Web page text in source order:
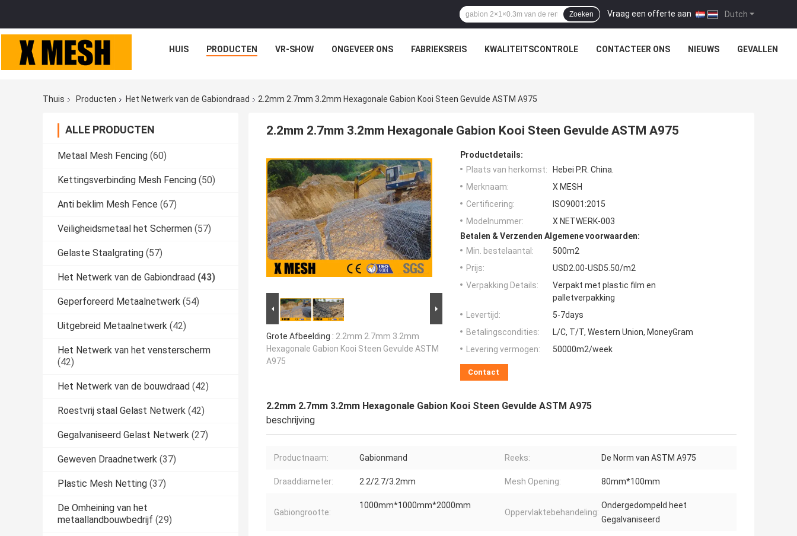
Dutch
Vraag een offerte aan |
Zoeken
HUIS PRODUCTEN VR-SHOW ONGEVEER ONS FABRIEKSREIS KWALITEITSCONTROLE CONTACTEER ONS NIEUWS GEVALLEN
Thuis Producten Het Netwerk van de Gabiondraad 2.2mm 2.7mm 3.2mm Hexagonale Gabion Kooi Steen Gevulde ASTM A975
ALLE PRODUCTEN
Metaal Mesh Fencing (60)
Kettingsverbinding Mesh Fencing (50)
Anti beklim Mesh Fence (67)
Veiligheidsmetaal het Schermen (57)
Gelaste Staalgrating (57)
Het Netwerk van de Gabiondraad (43)
Geperforeerd Metaalnetwerk (54)
Uitgebreid Metaalnetwerk (42)
Het Netwerk van het vensterscherm
(42)
Het Netwerk van de bouwdraad (42)
Roestvrij staal Gelast Netwerk (42)
Gegalvaniseerd Gelast Netwerk (27)
Geweven Draadnetwerk (37)
Plastic Mesh Netting (37)
De Omheining van het
metaallandbouwbedrijf (29)
2.2mm 2.7mm 3.2mm Hexagonale Gabion Kooi Steen Gevulde ASTM A975
Grote Afbeelding : 2.2mm 2.7mm 3.2mm
Hexagonale Gabion Kooi Steen Gevulde ASTM
A975
Productdetails:
Plaats van herkomst:
Hebei P.R. China.
Merknaam:
X MESH
Certificering:
ISO9001:2015
Modelnummer:
X NETWERK-003
Betalen & Verzenden Algemene voorwaarden:
Min. bestelaantal:
500m2
Prijs:
USD2.00-USD5.50/m2
Verpakking Details:
Verpakt met plastic film en
palletverpakking
Levertijd:
5-7days
Betalingscondities:
L/C, T/T, Western Union, MoneyGram
Levering vermogen:
50000m2/week
Contact
2.2mm 2.7mm 3.2mm Hexagonale Gabion Kooi Steen Gevulde ASTM A975
beschrijving
Productnaam: Gabionmand Reeks: De Norm van ASTM A975
Draaddiameter: 2.2/2.7/3.2mm Mesh Opening: 80mm*100mm
Gabiongrootte:
1000mm*1000mm*2000mm
Oppervlaktebehandeling:
Ondergedompeld heet
Gegalvaniseerd